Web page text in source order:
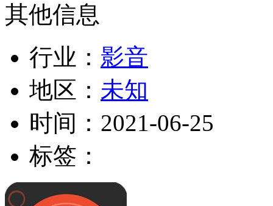
其他信息
行业： 影音
地区： 未知
时间： 2021-06-25
标签：